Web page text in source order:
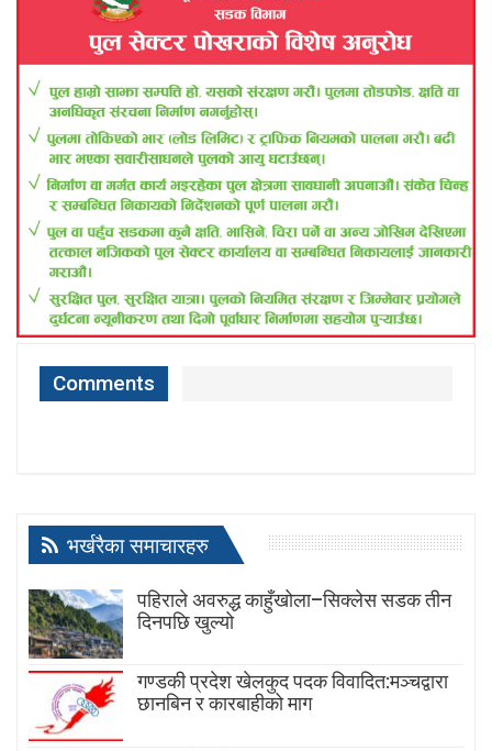
Comments
भर्खरैका समाचारहरु
पहिराले अवरुद्ध काहुँखोला–सिक्लेस सडक तीन
दिनपछि खुल्यो
गण्डकी प्रदेश खेलकुद पदक विवादित:मञ्चद्वारा
छानबिन र कारबाहीको माग